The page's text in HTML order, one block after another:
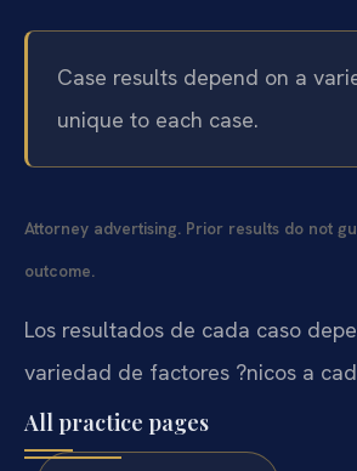
Case results depend on a
unique to each case.
Attorney advertising. Prior results do not
outcome.
Los resultados de cada caso
variedad de factores ?nicos a
All practice pages